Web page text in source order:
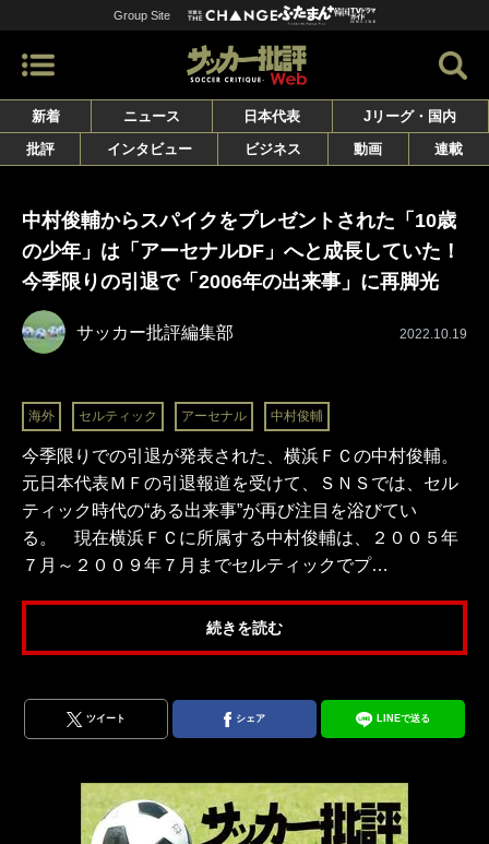
Group Site
新着 ニュース 日本代表
Jリーグ・国内
批評
インタビュー ビジネス 動画 連載
中村俊輔からスパイクをプレゼントされた「10歳
の少年」は「アーセナルDF」へと成長していた！
今季限りの引退で「2006年の出来事」に再脚光
サッカー批評編集部 2022.10.19
海外 セルティック アーセナル 中村俊輔
今季限りでの引退が発表された、横浜ＦＣの中村俊輔。
元日本代表ＭＦの引退報道を受けて、ＳＮＳでは、セル
ティック時代の“ある出来事”が再び注目を浴びてい
る。 現在横浜ＦＣに所属する中村俊輔は、２００５年
７月～２００９年７月までセルティックでプ…
続きを読む
ツイート シェア LINEで送る